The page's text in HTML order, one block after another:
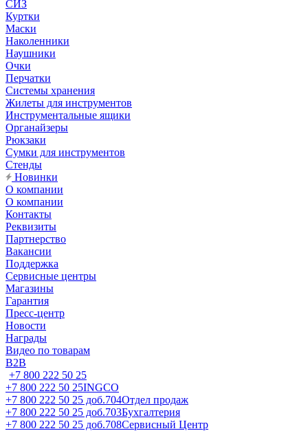
СИЗ
Куртки
Маски
Наколенники
Наушники
Очки
Перчатки
Системы хранения
Жилеты для инструментов
Инструментальные ящики
Органайзеры
Рюкзаки
Сумки для инструментов
Стенды
Новинки
О компании
О компании
Контакты
Реквизиты
Партнерство
Вакансии
Поддержка
Сервисные центры
Магазины
Гарантия
Пресс-центр
Новости
Награды
Видео по товарам
B2B
+7 800 222 50 25
+7 800 222 50 25INGCO
+7 800 222 50 25 доб.704Отдел продаж
+7 800 222 50 25 доб.703Бухгалтерия
+7 800 222 50 25 доб.708Сервисный Центр